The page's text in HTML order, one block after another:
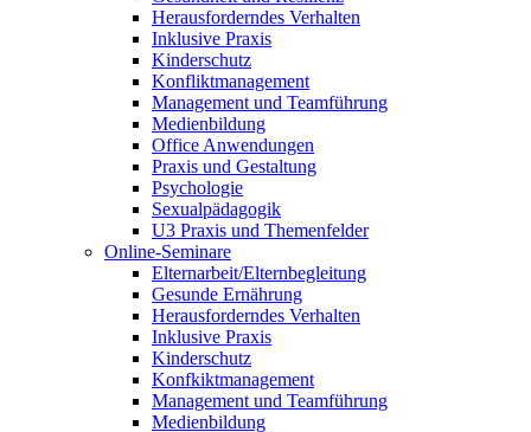
Herausforderndes Verhalten
Inklusive Praxis
Kinderschutz
Konfliktmanagement
Management und Teamführung
Medienbildung
Office Anwendungen
Praxis und Gestaltung
Psychologie
Sexualpädagogik
U3 Praxis und Themenfelder
Online-Seminare
Elternarbeit/Elternbegleitung
Gesunde Ernährung
Herausforderndes Verhalten
Inklusive Praxis
Kinderschutz
Konfkiktmanagement
Management und Teamführung
Medienbildung